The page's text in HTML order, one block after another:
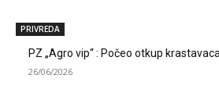
PRIVREDA
PZ „Agro vip“ : Počeo otkup krastavaca
26/06/2026